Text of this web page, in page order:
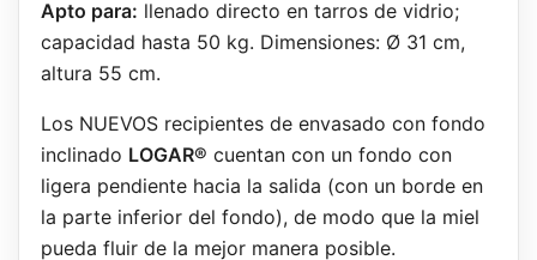
Apto para: llenado directo en tarros de vidrio;
capacidad hasta 50 kg. Dimensiones: Ø 31 cm,
altura 55 cm.
Los NUEVOS recipientes de envasado con fondo
inclinado LOGAR® cuentan con un fondo con
ligera pendiente hacia la salida (con un borde en
la parte inferior del fondo), de modo que la miel
pueda fluir de la mejor manera posible.